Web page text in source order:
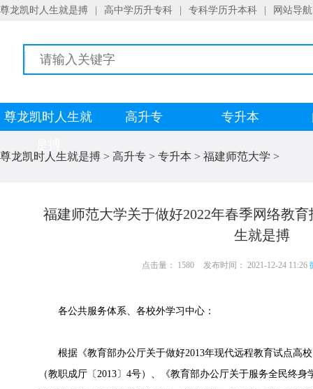
尊龙凯时人生就是搏 高中学历升专科 专科学历升本科 网站导航
尊龙凯时人生就
高升专 专升本
尊龙凯时人生就是搏 > 高升专 > 专升本 > 福建师范大学 >
福建师范大学关于做好2022年春季网络教
生就是搏
点击量： 1580 发布时间： 2021-12-24 11:26
各公共服务体系、各校外学习中心：
根据《教育部办公厅关于做好2013年现代远程教育试点高
（教职成厅〔2013〕4号）、《教育部办公厅关于服务全民终